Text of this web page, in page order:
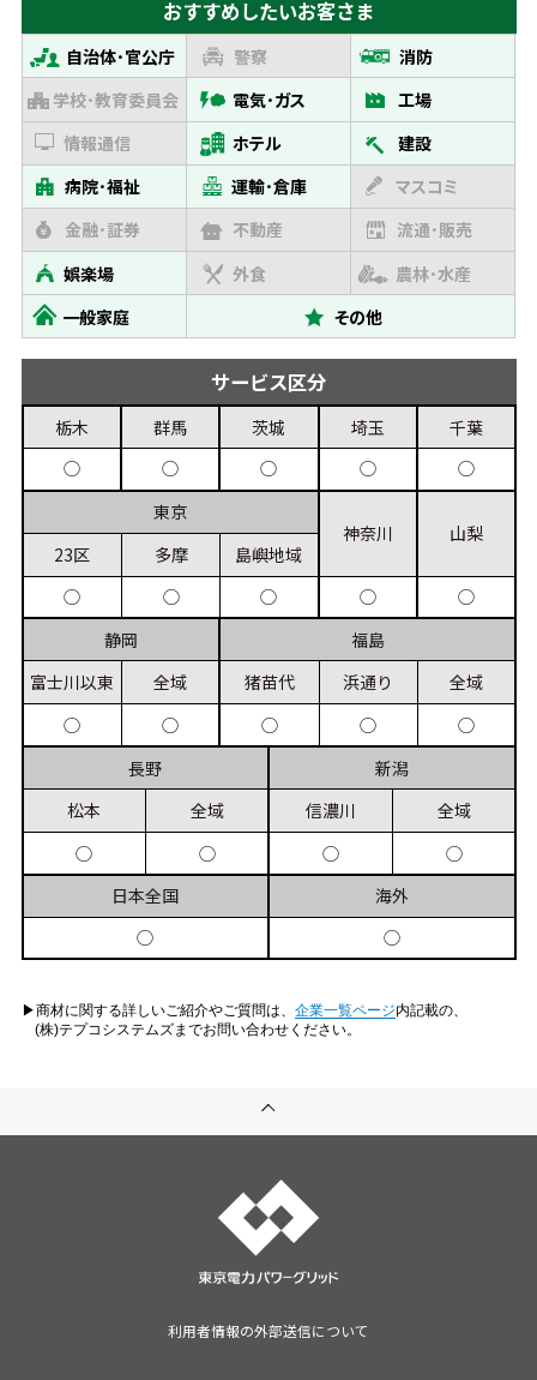
おすすめしたいお客さま
自治体･官公庁 警察
消防
学校･教育委員会
電気･ガス
工場
情報通信
ホテル
建設
病院･福祉
運輸･倉庫
マスコミ
金融･証券
不動産
流通･販売
娯楽場
外食
農林･水産
一般家庭
その他
サービス区分
栃木
◯
群馬
◯
茨城
◯
埼玉
◯
千葉
◯
東京
23区
◯
多摩
◯
島嶼地域
◯
神奈川
◯
山梨
◯
静岡
富士川以東
◯
全域
◯
福島
猪苗代
◯
浜通り
◯
全域
◯
長野
松本
◯
全域
◯
新潟
信濃川
◯
全域
◯
日本全国
◯
海外
◯
▶︎商材に関する詳しいご紹介やご質問は、 企業一覧ページ内記載の、
(株)テプコシステムズまでお問い合わせください。
利用者情報の外部送信について